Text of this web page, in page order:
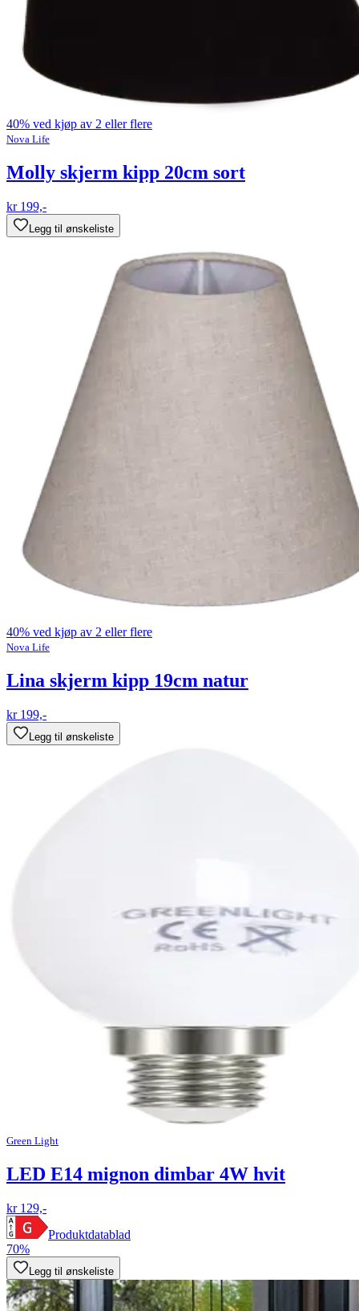
40% ved kjøp av 2 eller flere
Nova Life
Molly skjerm kipp 20cm sort
kr 199,-
Legg til ønskeliste
40% ved kjøp av 2 eller flere
Nova Life
Lina skjerm kipp 19cm natur
kr 199,-
Legg til ønskeliste
Green Light
LED E14 mignon dimbar 4W hvit
kr 129,-
Produktdatablad
70%
Legg til ønskeliste